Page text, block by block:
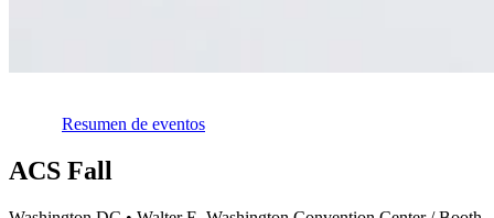
Resumen de eventos
ACS Fall